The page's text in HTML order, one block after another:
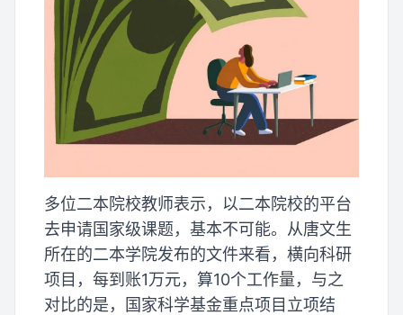
多位二本院校教师表示，以二本院校的平台
去申请国家级课题，基本不可能。从唐文生
所在的二本学院发布的文件来看，横向科研
项目，每到账1万元，算10个工作量，与之
对比的是，国家科学基金重点项目立项结